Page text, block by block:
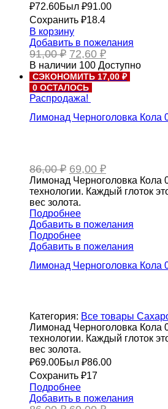
₽72.60Был ₽91.00
Сохранить ₽18.4
В корзину
Добавить в пожелания
91,00₽ Первоначальная
цена
составляла
91,00 ₽.
72,60 ₽Текущая
цена:
72,60 ₽.
В наличии 100 Доступно
СЭКОНОМИТЬ 17,00 ₽
0 ОСТАЛОСЬ
Распродажа!
Лимонад Черноголовка Кола
86,00₽ Первоначальная
цена
составляла
86,00 ₽.
69,00 ₽Текущая
цена:
69,00 ₽.
Лимонад Черноголовка Кола
технологии. Каждый глоток
вес золота.
Подробнее
Добавить в пожелания
Подробнее
Добавить в пожелания
Лимонад Черноголовка Кола
Категория: Все товары
Лимонад Черноголовка Кола
технологии. Каждый глоток
вес золота.
₽69.00Был ₽86.00
Сохранить ₽17
Подробнее
Добавить в пожелания